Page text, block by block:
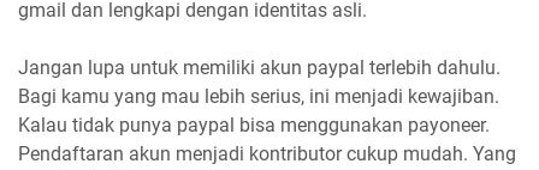
gmail dan lengkapi dengan identitas asli.
Jangan lupa untuk memiliki akun paypal terlebih dahulu.
Bagi kamu yang mau lebih serius, ini menjadi kewajiban.
Kalau tidak punya paypal bisa menggunakan payoneer.
Pendaftaran akun menjadi kontributor cukup mudah. Yang